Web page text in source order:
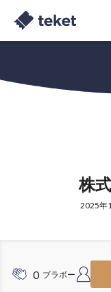
株
2025年
0 ブラボー